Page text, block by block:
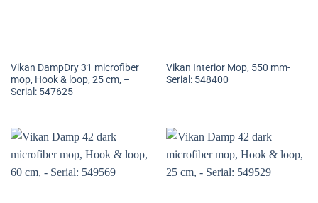
Vikan DampDry 31 microfiber
mop, Hook & loop, 25 cm, –
Serial: 547625
Vikan Interior Mop, 550 mm-
Serial: 548400